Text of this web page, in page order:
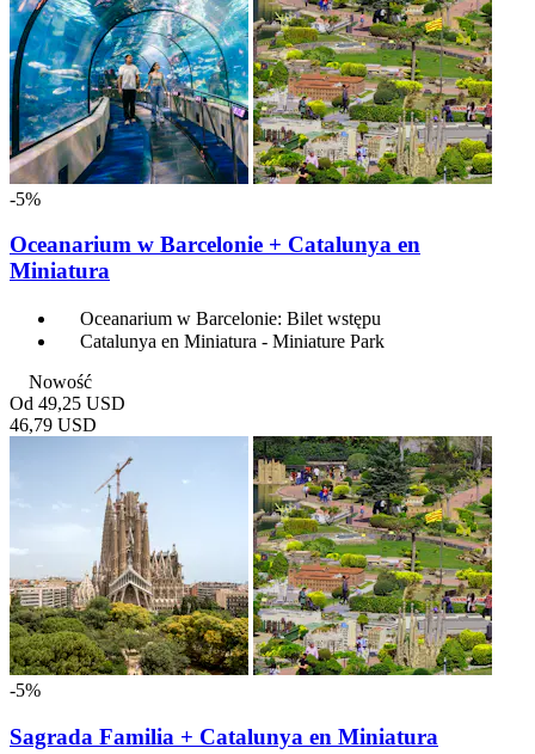
-5%
Oceanarium w Barcelonie + Catalunya en
Miniatura
Oceanarium w Barcelonie: Bilet wstępu
Catalunya en Miniatura - Miniature Park
Nowość
Od 49,25 USD
46,79 USD
-5%
Sagrada Familia + Catalunya en Miniatura